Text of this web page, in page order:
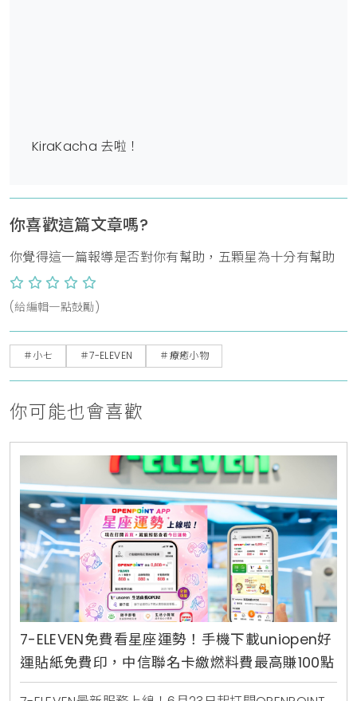
KiraKacha 去啦！
你喜歡這篇文章嗎?
你覺得這一篇報導是否對你有幫助，五顆星為十分有幫助
(給編輯一點鼓勵)
＃小七 ＃7-ELEVEN ＃療癒小物
你可能也會喜歡
7-ELEVEN免費看星座運勢！手機下載uniopen好
運貼紙免費印，中信聯名卡繳燃料費最高賺100點